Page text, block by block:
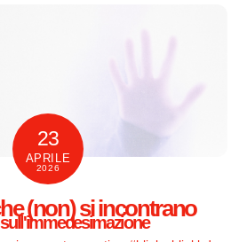
23
APRILE
2026
(non) si incontrano